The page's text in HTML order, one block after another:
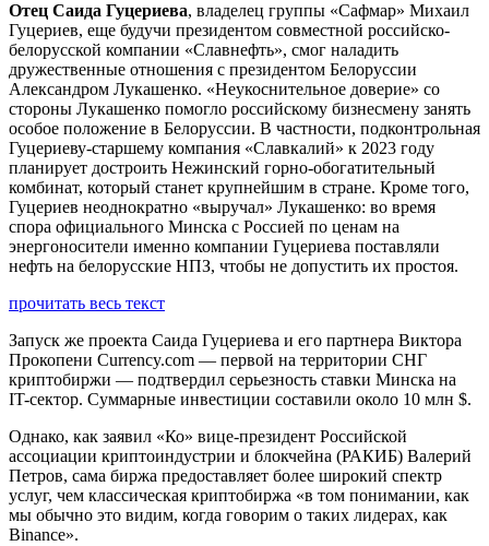
Отец Саида Гуцериева, владелец группы «Сафмар» Михаил
Гуцериев, еще будучи президентом совместной российско-
белорусской компании «Славнефть», смог наладить
дружественные отношения с президентом Белоруссии
Александром Лукашенко. «Неукоснительное доверие» со
стороны Лукашенко помогло российскому бизнесмену занять
особое положение в Белоруссии. В частности, подконтрольная
Гуцериеву-старшему компания «Славкалий» к 2023 году
планирует достроить Нежинский горно-обогатительный
комбинат, который станет крупнейшим в стране. Кроме того,
Гуцериев неоднократно «выручал» Лукашенко: во время
спора официального Минска с Россией по ценам на
энергоносители именно компании Гуцериева поставляли
нефть на белорусские НПЗ, чтобы не допустить их простоя.
прочитать весь текст
Запуск же проекта Саида Гуцериева и его партнера Виктора
Прокопени Currency.com — первой на территории СНГ
криптобиржи — подтвердил серьезность ставки Минска на
IT-сектор. Суммарные инвестиции составили около 10 млн $.
Однако, как заявил «Ко» вице-президент Российской
ассоциации криптоиндустрии и блокчейна (РАКИБ) Валерий
Петров, сама биржа предоставляет более широкий спектр
услуг, чем классическая криптобиржа «в том понимании, как
мы обычно это видим, когда говорим о таких лидерах, как
Binance».